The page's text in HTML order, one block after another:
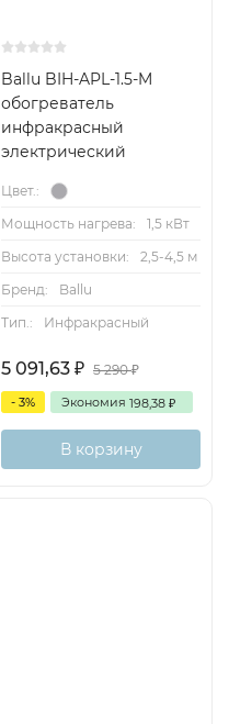
Ballu BIH-APL-1.5-M
обогреватель
инфракрасный
электрический
Цвет.:
Мощность нагрева:
1,5 кВт
Высота установки:
2,5-4,5 м
Бренд:
Ballu
Тип.:
Инфракрасный
5 091,63 ₽ 5 290₽
- 3% Экономия 198,38 ₽
В корзину